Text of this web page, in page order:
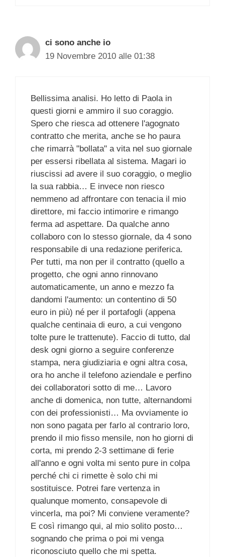
ci sono anche io
19 Novembre 2010 alle 01:38
Bellissima analisi. Ho letto di Paola in
questi giorni e ammiro il suo coraggio.
Spero che riesca ad ottenere l'agognato
contratto che merita, anche se ho paura
che rimarrà "bollata" a vita nel suo giornale
per essersi ribellata al sistema. Magari io
riuscissi ad avere il suo coraggio, o meglio
la sua rabbia… E invece non riesco
nemmeno ad affrontare con tenacia il mio
direttore, mi faccio intimorire e rimango
ferma ad aspettare. Da qualche anno
collaboro con lo stesso giornale, da 4 sono
responsabile di una redazione periferica.
Per tutti, ma non per il contratto (quello a
progetto, che ogni anno rinnovano
automaticamente, un anno e mezzo fa
dandomi l'aumento: un contentino di 50
euro in più) né per il portafogli (appena
qualche centinaia di euro, a cui vengono
tolte pure le trattenute). Faccio di tutto, dal
desk ogni giorno a seguire conferenze
stampa, nera giudiziaria e ogni altra cosa,
ora ho anche il telefono aziendale e perfino
dei collaboratori sotto di me… Lavoro
anche di domenica, non tutte, alternandomi
con dei professionisti… Ma ovviamente io
non sono pagata per farlo al contrario loro,
prendo il mio fisso mensile, non ho giorni di
corta, mi prendo 2-3 settimane di ferie
all'anno e ogni volta mi sento pure in colpa
perché chi ci rimette è solo chi mi
sostituisce. Potrei fare vertenza in
qualunque momento, consapevole di
vincerla, ma poi? Mi conviene veramente?
E così rimango qui, al mio solito posto…
sognando che prima o poi mi venga
riconosciuto quello che mi spetta.